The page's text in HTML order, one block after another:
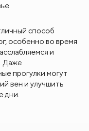
способ
особенно во время
и
Даже
прогулки могут
вен и улучшить
дни.